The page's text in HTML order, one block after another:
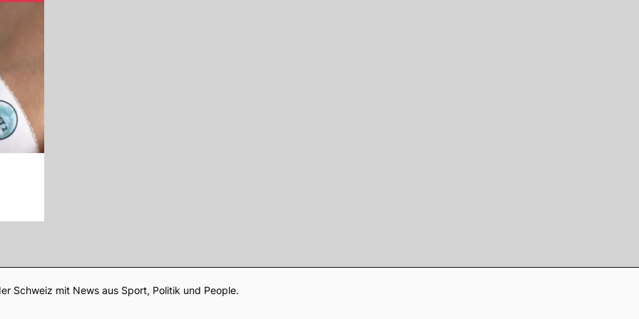
Footer
Schweiz mit News aus Sport, Politik und People.